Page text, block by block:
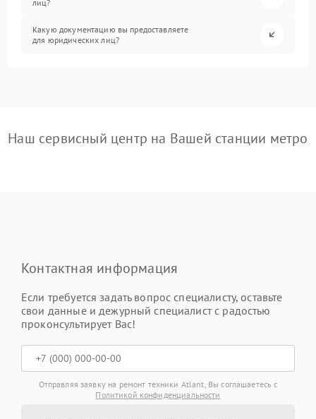
лиц?
Какую документацию вы предоставляете
для юридических лиц?
Наш сервисный центр на Вашей станции метро
Контактная информация
Если требуется задать вопрос специалисту, оставьте
свои данные и дежурный специалист с радостью
проконсультирует Вас!
Отправляя заявку на ремонт техники Atlant, Вы соглашаетесь с
Политикой конфиденциальности